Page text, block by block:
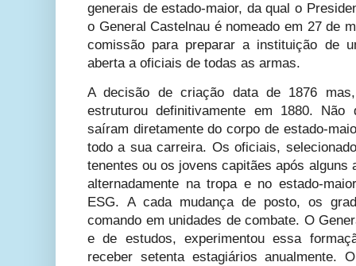
generais de estado-maior, da qual o
o General Castelnau é nomeado em 27 de
comissão para preparar a instituição de
aberta a oficiais de todas as armas.
A decisão de criação data de 1876
estruturou definitivamente em 1880.
saíram diretamente do corpo de estado-
todo a sua carreira. Os oficiais,
tenentes ou os jovens capitães após alguns
alternadamente na tropa e no estado-
ESG. A cada mudança de posto, os
comando em unidades de combate. O
e de estudos, experimentou essa
receber setenta estagiários anualmente.